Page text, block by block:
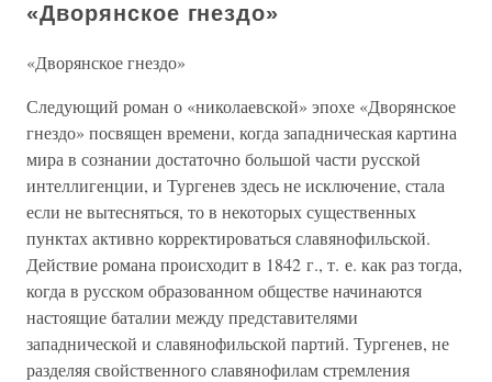
«Дворянское гнездо»
«Дворянское гнездо»
Следующий роман о «николаевской» эпохе «Дворянское
гнездо» посвящен времени, когда западническая картина
мира в сознании достаточно большой части русской
интеллигенции, и Тургенев здесь не исключение, стала
если не вытесняться, то в некоторых существенных
пунктах активно корректироваться славянофильской.
Действие романа происходит в 1842 г., т. е. как раз тогда,
когда в русском образованном обществе начинаются
настоящие баталии между представителями
западнической и славянофильской партий. Тургенев, не
разделяя свойственного славянофилам стремления